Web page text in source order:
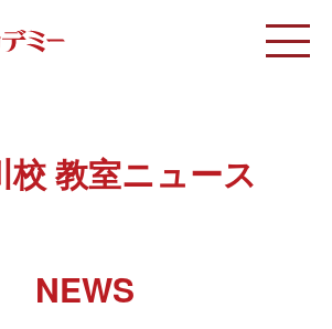
校 教室ニュース
NEWS